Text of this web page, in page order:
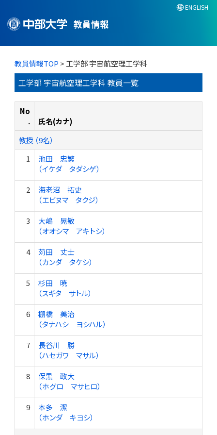
教員情報
ENGLISH
教員情報TOP > 工学部 宇宙航空理工学科
工学部 宇宙航空理工学科 教員一覧
No
.
氏名(カナ)
教授 （9名）
1
池田 忠繁
（イケダ タダシゲ）
2
海老沼 拓史
（エビヌマ タクジ）
3
大嶋 晃敏
（オオシマ アキトシ）
4
苅田 丈士
（カンダ タケシ）
5
杉田 暁
（スギタ サトル）
6
棚橋 美治
（タナハシ ヨシハル）
7
長谷川 勝
（ハセガワ マサル）
8
保黒 政大
（ホグロ マサヒロ）
9
本多 潔
（ホンダ キヨシ）